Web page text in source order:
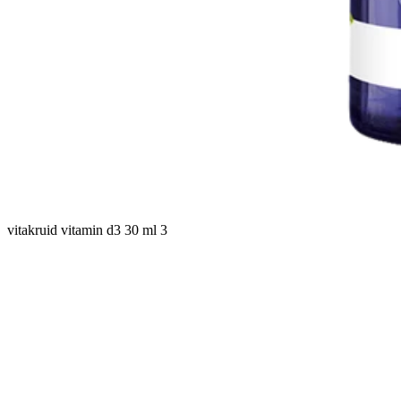
vitakruid vitamin d3 30 ml 3